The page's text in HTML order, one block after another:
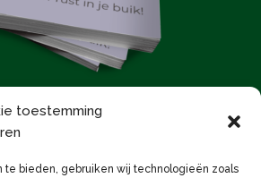
toestemming
te bieden, gebruiken wij technologieën zoals
bestellen